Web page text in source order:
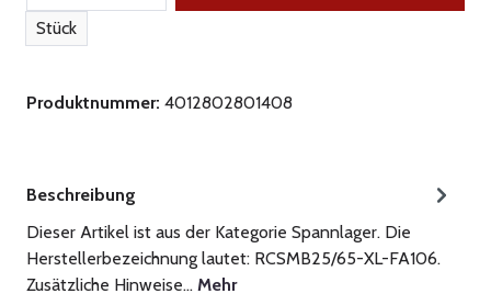
Stück
Produktnummer: 4012802801408
Beschreibung
Dieser Artikel ist aus der Kategorie Spannlager. Die
Herstellerbezeichnung lautet: RCSMB25/65-XL-FA106.
Zusätzliche Hinweise… Mehr